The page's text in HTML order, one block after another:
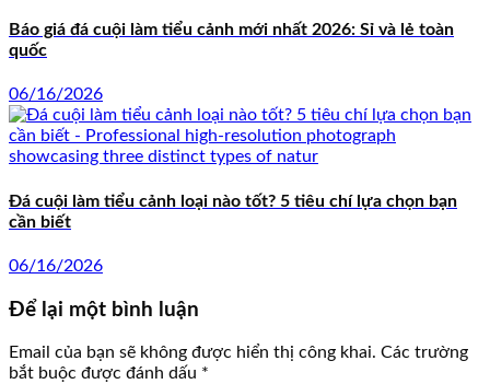
Báo giá đá cuội làm tiểu cảnh mới nhất 2026: Sỉ và lẻ toàn
quốc
06/16/2026
Đá cuội làm tiểu cảnh loại nào tốt? 5 tiêu chí lựa chọn bạn
cần biết
06/16/2026
Để lại một bình luận
Email của bạn sẽ không được hiển thị công khai. Các trường
bắt buộc được đánh dấu *